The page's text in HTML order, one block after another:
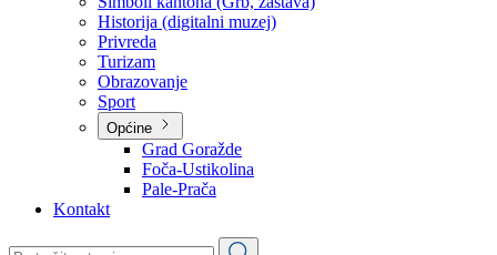
O kantonu
O kantonu
Simboli kantona (Grb, zastava)
Historija (digitalni muzej)
Privreda
Turizam
Obrazovanje
Općine
Pale-Prača